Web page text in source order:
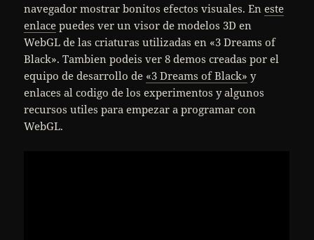
navegador mostrar bonitos efectos visuales. Eneste
enlace puedes ver un visor de modelos 3D en
WebGL de las criaturas utilizadas en «3 Dreams of
Black». Tambien podeis ver 8 demos creadas por el
equipo de desarrollo de «3 Dreams of Black» y
enlaces al codigo de los experimentos y algunos
recursos utiles para empezar a programar con
WebGL.